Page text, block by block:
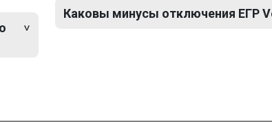
Каковы минусы отключения ЕГР